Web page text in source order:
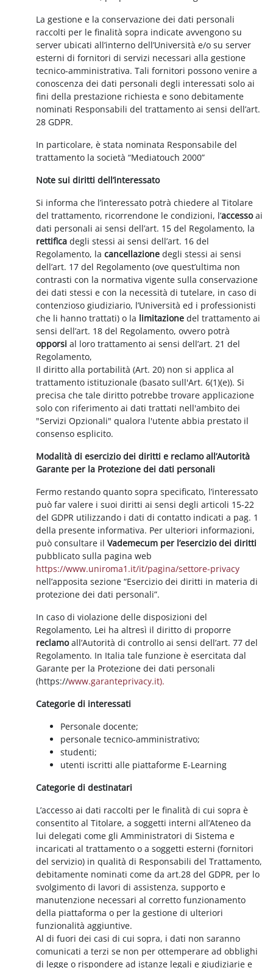
La gestione e la conservazione dei dati personali
raccolti per le finalità sopra indicate avvengono su
server ubicati all’interno dell’Università e/o su server
esterni di fornitori di servizi necessari alla gestione
tecnico-amministrativa. Tali fornitori possono venire a
conoscenza dei dati personali degli interessati solo ai
fini della prestazione richiesta e sono debitamente
nominati Responsabili del trattamento ai sensi dell’art.
28 GDPR.
In particolare, è stata nominata Responsabile del
trattamento la società “Mediatouch 2000”
Note sui diritti dell’interessato
Si informa che l’interessato potrà chiedere al Titolare
del trattamento, ricorrendone le condizioni, l’accessoai
dati personali ai sensi dell’art. 15 del Regolamento, la
rettificadegli stessi ai sensi dell’art. 16 del
Regolamento, lacancellazione degli stessi ai sensi
dell’art. 17 del Regolamento (ove quest’ultima non
contrasti con la normativa vigente sulla conservazione
dei dati stessi e con la necessità di tutelare, in caso di
contenzioso giudiziario, l’Università ed i professionisti
che li hanno trattati) o la limitazione del trattamento ai
sensi dell’art. 18 del Regolamento, ovvero potrà
opporsi al loro trattamento ai sensi dell’art. 21 del
Regolamento,
Il diritto alla portabilità (Art. 20) non si applica al
trattamento istituzionale (basato sull'Art. 6(1)(e)). Si
precisa che tale diritto potrebbe trovare applicazione
solo con riferimento ai dati trattati nell'ambito dei
"Servizi Opzionali" qualora l'utente abbia prestato il
consenso esplicito.
Modalità di esercizio dei diritti e reclamo all’Autorità
Garante per la Protezione dei dati personali
Fermo restando quanto sopra specificato, l’interessato
può far valere i suoi diritti ai sensi degli articoli 15-22
del GDPR utilizzando i dati di contatto indicati a pag. 1
della presente informativa. Per ulteriori informazioni,
può consultare ilVademecum per l’esercizio dei diritti
pubblicato sulla pagina web
https://www.uniroma1.it/it/pagina/settore-privacy
nell’apposita sezione “Esercizio dei diritti in materia di
protezione dei dati personali”.
In caso di violazione delle disposizioni del
Regolamento, Lei ha altresì il diritto di proporre
reclamoall’Autorità di controllo ai sensi dell’art. 77 del
Regolamento. In Italia tale funzione è esercitata dal
Garante per la Protezione dei dati personali
(https://www.garanteprivacy.it).
Categorie di interessati
Personale docente;
personale tecnico-amministrativo;
studenti;
utenti iscritti alle piattaforme E-Learning
Categorie di destinatari
L’accesso ai dati raccolti per le finalità di cui sopra è
consentito al Titolare, a soggetti interni all’Ateneo da
lui delegati come gli Amministratori di Sistema e
incaricati al trattamento o a soggetti esterni (fornitori
del servizio) in qualità di Responsabili del Trattamento,
debitamente nominati come da art.28 del GDPR, per lo
svolgimento di lavori di assistenza, supporto e
manutenzione necessari al corretto funzionamento
della piattaforma o per la gestione di ulteriori
funzionalità aggiuntive.
Al di fuori dei casi di cui sopra, i dati non saranno
comunicati a terzi se non per ottemperare ad obblighi
di legge o rispondere ad istanze legali e giudiziarie e